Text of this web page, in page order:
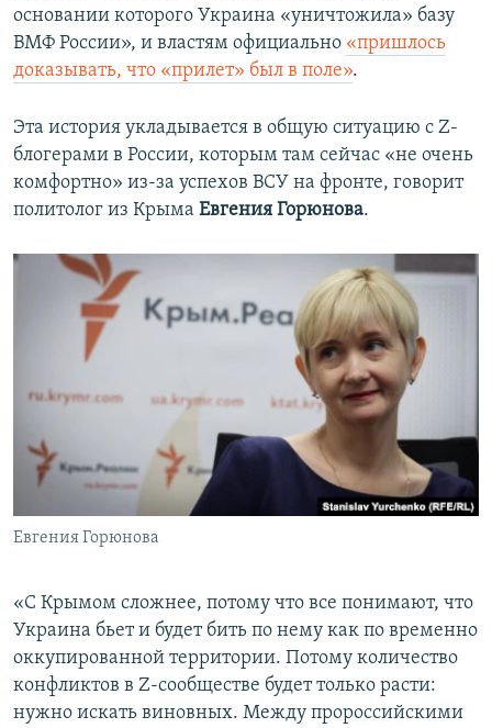
основании которого Украина «уничтожила» базу
ВМФ России», и властям официально «пришлось
доказывать, что «прилет» был в поле».
Эта история укладывается в общую ситуацию с Z-
блогерами в России, которым там сейчас «не очень
комфортно» из-за успехов ВСУ на фронте, говорит
политолог из Крыма Евгения Горюнова.
Евгения Горюнова
«С Крымом сложнее, потому что все понимают, что
Украина бьет и будет бить по нему как по временно
оккупированной территории. Потому количество
конфликтов в Z-сообществе будет только расти:
нужно искать виновных. Между пророссийскими